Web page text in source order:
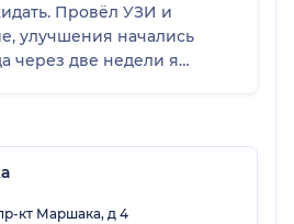
Провёл УЗИ и
улучшения начались
через две недели я
приняли на полчаса
кт Маршака, д 4